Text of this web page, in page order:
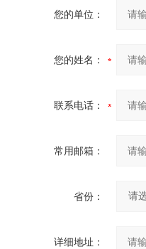
您的单位：
您的姓名：
联系电话：
常用邮箱：
省份：
详细地址：